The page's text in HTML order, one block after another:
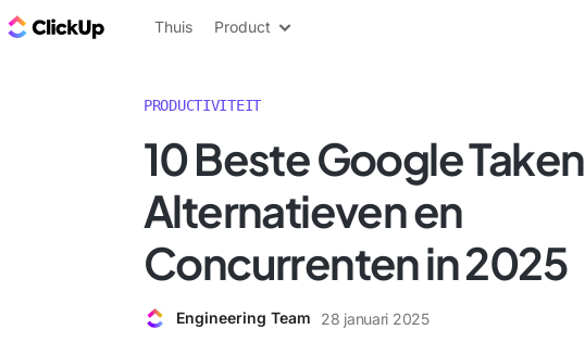
ClickUp Blog
Thuis Product
PRODUCTIVITEIT
10 Beste Google Taken
Alternatieven en
Concurrenten in 2025
Engineering Team 28 januari 2025